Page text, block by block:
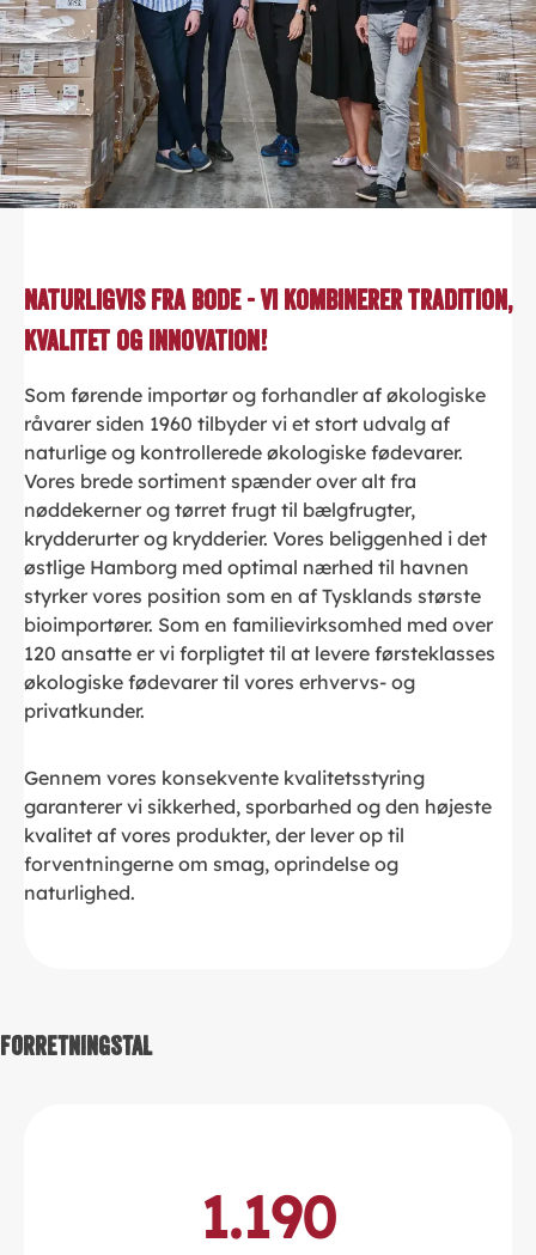
Naturligvis fra Bode - Vi kombinerer tradition,
kvalitet og innovation!
Som førende importør og forhandler af økologiske
råvarer siden 1960 tilbyder vi et stort udvalg af
naturlige og kontrollerede økologiske fødevarer.
Vores brede sortiment spænder over alt fra
nøddekerner og tørret frugt til bælgfrugter,
krydderurter og krydderier. Vores beliggenhed i det
østlige Hamborg med optimal nærhed til havnen
styrker vores position som en af Tysklands største
bioimportører. Som en familievirksomhed med over
120 ansatte er vi forpligtet til at levere førsteklasses
økologiske fødevarer til vores erhvervs- og
privatkunder.
Gennem vores konsekvente kvalitetsstyring
garanterer vi sikkerhed, sporbarhed og den højeste
kvalitet af vores produkter, der lever op til
forventningerne om smag, oprindelse og
naturlighed.
FORRETNINGSTAL
1.190